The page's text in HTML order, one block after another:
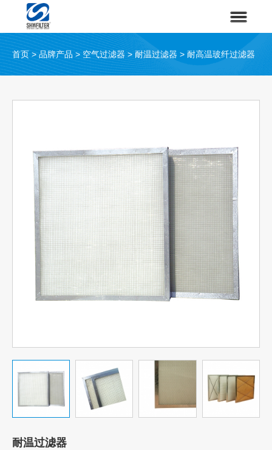
首页>品牌产品>空气过滤器>耐温过滤器 >耐高温玻纤过滤器
耐温过滤器